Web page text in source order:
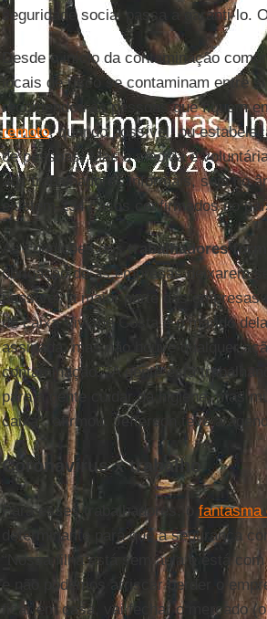
seguridade social passa a garanti-lo.
Desde o início da contaminação
locais de risco se contaminam entre
recomendou às pessoas que fiquem
remoto, quando possível, ou
de pessoas. Mas a medida é
aos trabalhadores informais, seja no
existem 234 casos confirmados no
As condições dostrabalhadores
obrigação de as empresas deixarem
possível, a maior parte das empresas
de caixa Viviane Costa e o marido
assinada, mas não houve qualquer
contaminação. “A gente está
para a gente cuidar da higiene, mas
caixa”, afirmou. Jefferson teve a
Coronavírus x trabalho
Para esses trabalhadores, o fantasma
determinante para que a segurança
“Nossa filha está sem aula e está
e não podemos arriscar perder o
ficar em casa, vai fechar o mercado